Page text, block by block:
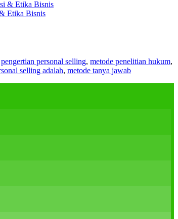
Etika Bisnis
pengertian personal selling, metode penelitian hukum,
selling adalah, metode tanya jawab